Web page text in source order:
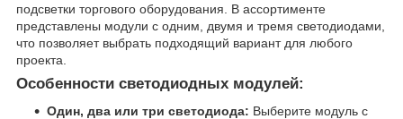
подсветки торгового оборудования. В ассортименте
представлены модули с одним, двумя и тремя светодиодами,
что позволяет выбрать подходящий вариант для любого
проекта.
Особенности светодиодных модулей:
Один, два или три светодиода: Выберите модуль с